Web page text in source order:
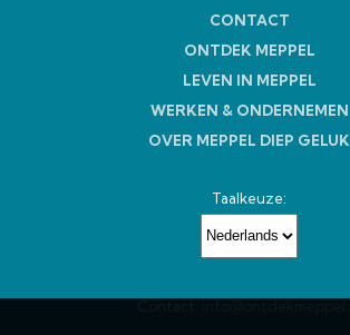
CONTACT
ONTDEK MEPPEL
LEVEN IN MEPPEL
WERKEN & ONDERNEMEN
OVER MEPPEL DIEP GELUK
Taalkeuze:
Contact: